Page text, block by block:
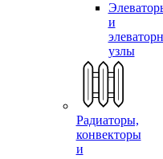
и
узлы
Радиаторы,
конвекторы
и